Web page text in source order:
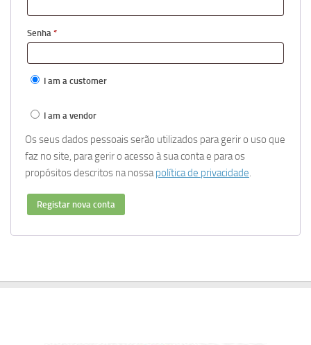
Senha *
I am a customer
I am a vendor
Os seus dados pessoais serão utilizados para gerir o uso que
faz no site, para gerir o acesso à sua conta e para os
propósitos descritos na nossa política de privacidade
Registar nova conta